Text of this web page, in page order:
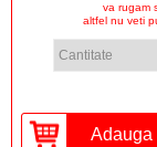
va rugam
altfel nu veti